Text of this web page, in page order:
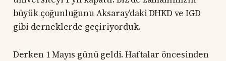
büyük çoğunluğunu Aksaray’daki DHKD ve IGD
gibi derneklerde geçiriyorduk.
Derken 1 Mayıs günü geldi. Haftalar öncesinden